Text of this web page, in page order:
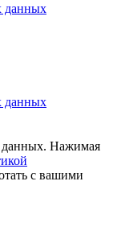
данных
данных
данных. Нажимая
с вашими